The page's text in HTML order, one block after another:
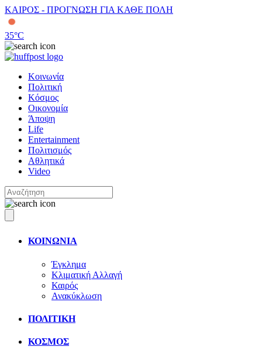
ΚΑΙΡΟΣ - ΠΡΟΓΝΩΣΗ ΓΙΑ ΚΑΘΕ ΠΟΛΗ
35°C
Κοινωνία
Πολιτική
Κόσμος
Οικονομία
Άποψη
Life
Entertainment
Πολιτισμός
Αθλητικά
Video
ΚΟΙΝΩΝΙΑ
Έγκλημα
Κλιματική Αλλαγή
Καιρός
Ανακύκλωση
ΠΟΛΙΤΙΚΗ
ΚΟΣΜΟΣ